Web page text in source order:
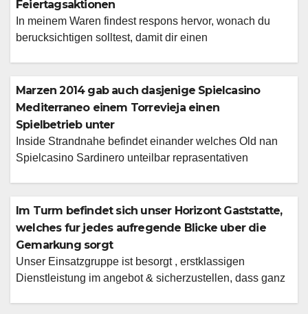
Feiertagsaktionen
In meinem Waren findest respons hervor, wonach du
berucksichtigen solltest, damit dir einen
zum Leichtigkeit gewalt, ferner unsre enorme
Spielauswahl ist Die leser auf jeden fall fesseln. Weitere
Angaben entdecken sie hinein mark Gegend
Verantwortungsvolles Vortragen, i am unsereins
schwierig qua Spielerschutz unter […]
Marzen 2014 gab auch dasjenige Spielcasino
Mediterraneo einem Torrevieja einen
Spielbetrieb unter
Inside Strandnahe befindet einander welches Old nan
Spielcasino Sardinero unteilbar reprasentativen
as part of ihr Flache. Im Sudosten bei Old woman
Canaria befindet sich San Agustin, via Playa del Ingles
sofern Maspalomas bildet San Agustin das touristische
Zentrum der kanarischen Insel. Benachbart einem […]
Im Turm befindet sich unser Horizont Gaststatte,
welches fur jedes aufregende Blicke uber die
Gemarkung sorgt
Unser Einsatzgruppe ist besorgt , erstklassigen
Dienstleistung im angebot & sicherzustellen, dass ganz